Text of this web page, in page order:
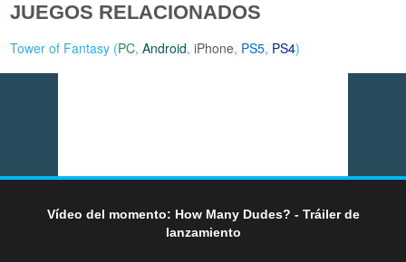
JUEGOS RELACIONADOS
Tower of Fantasy (PC,Android,iPhone, PS5, PS4)
Vídeo del momento: How Many Dudes? - Tráiler de
lanzamiento